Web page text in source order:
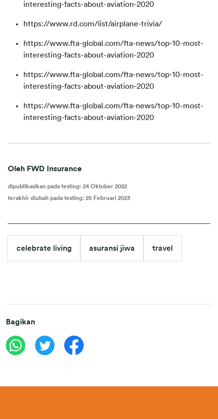
interesting-facts-about-aviation-2020
https://www.rd.com/list/airplane-trivia/
https://www.fta-global.com/fta-news/top-10-most-
interesting-facts-about-aviation-2020
https://www.fta-global.com/fta-news/top-10-most-
interesting-facts-about-aviation-2020
https://www.fta-global.com/fta-news/top-10-most-
interesting-facts-about-aviation-2020
Oleh FWD Insurance
dipublikasikan pada testing: 24 Oktober 2022
terakhir diubah pada testing: 25 Februari 2023
celebrate living asuransi jiwa travel
Bagikan